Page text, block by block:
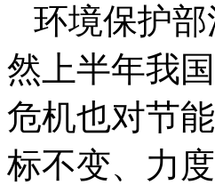
环境保护部
然上半年我
危机也对节
标不变、力